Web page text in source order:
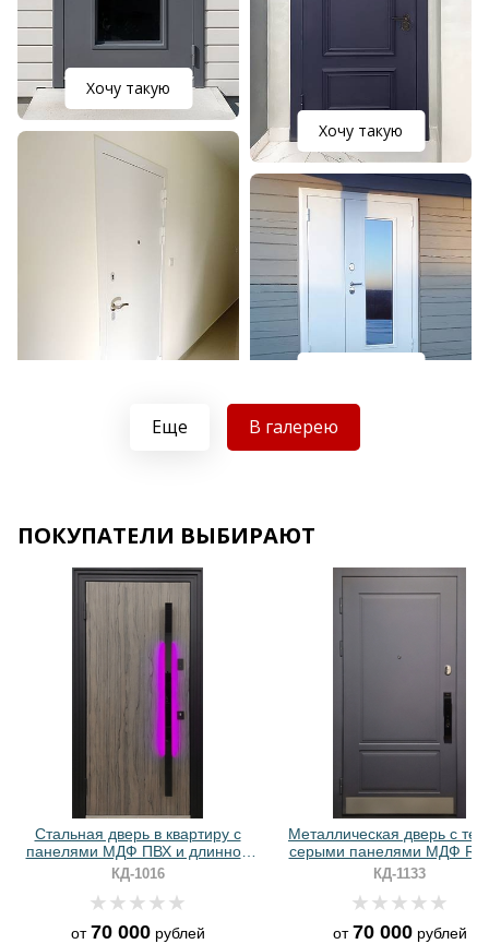
Хочу такую
Хочу такую
Хочу такую
Хочу такую
Еще В галерею
ПОКУПАТЕЛИ ВЫБИРАЮТ
Стальная дверь в квартиру с
панелями МДФ ПВХ и длинной
ручкой с RGB-подсветкой
КД-1016
от70 000рублей
Металлическая дверь с
серыми панелями МДФ
отбойником и
замком
КД-1133
от70 000рублей